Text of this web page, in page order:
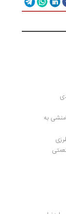
شاهنشاهی، اقتدار و استقلال داخلی در آناتولی هخامنشی به